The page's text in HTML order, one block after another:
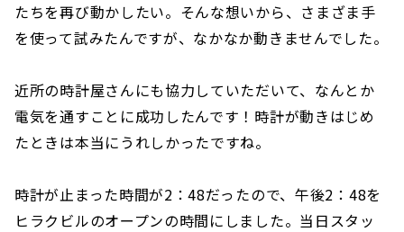
たちを再び動かしたい。そんな想いから、さまざま手
を使って試みたんですが、なかなか動きませんでした。
近所の時計屋さんにも協力していただいて、なんとか
電気を通すことに成功したんです！時計が動きはじめ
たときは本当にうれしかったですね。
時計が止まった時間が2：48だったので、午後2：48を
ヒラクビルのオープンの時間にしました。当日スタッ